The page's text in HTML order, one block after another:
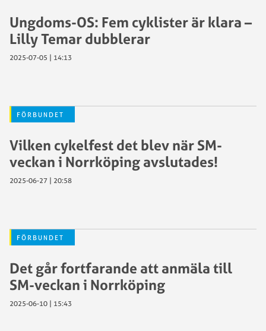
Ungdoms-OS: Fem cyklister är klara –
Lilly Temar dubblerar
2025-07-05 | 14:13
FÖRBUNDET
Vilken cykelfest det blev när SM-
veckan i Norrköping avslutades!
2025-06-27 | 20:58
FÖRBUNDET
Det går fortfarande att anmäla till
SM-veckan i Norrköping
2025-06-10 | 15:43